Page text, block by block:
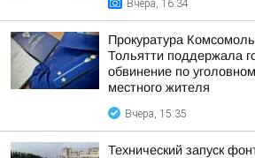
Вчера, 16:34
Прокуратура
Тольятти поддержала
обвинение по
местного жителя
Вчера, 15:35
Технический запуск